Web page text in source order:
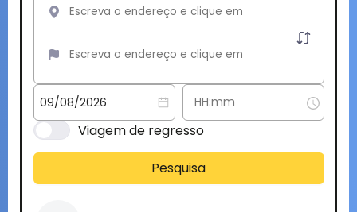
Viagem de regresso
Pesquisa